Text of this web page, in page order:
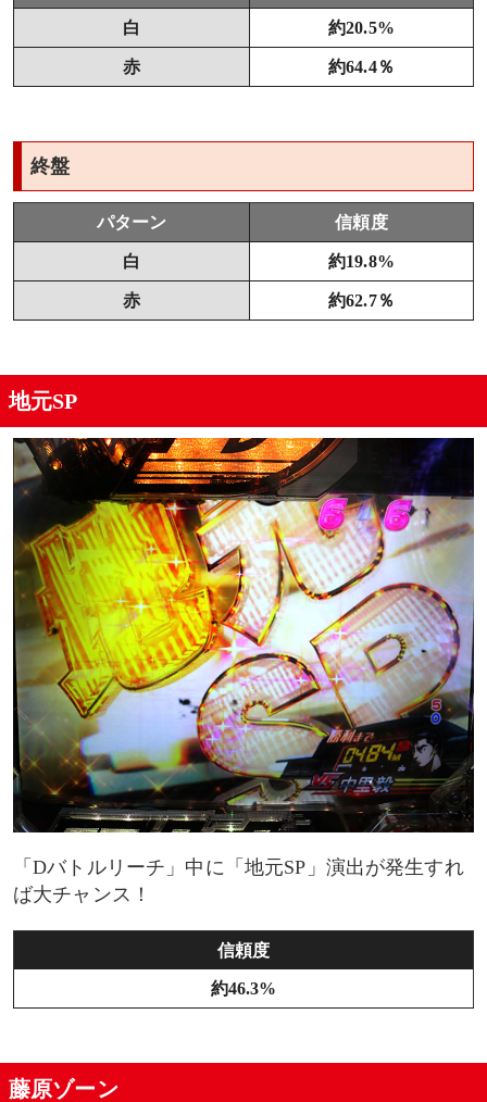
白 約20.5%
赤 約64.4％
終盤
パターン 信頼度
白 約19.8%
赤 約62.7％
地元SP
「Dバトルリーチ」中に「地元SP」演出が発生すれ
ば大チャンス！
信頼度
約46.3%
藤原ゾーン